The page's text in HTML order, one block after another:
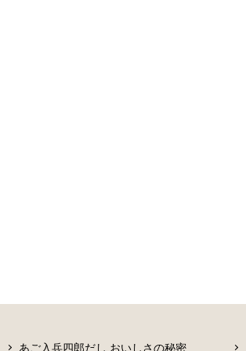
あご入兵四郎だし おいしさの秘密